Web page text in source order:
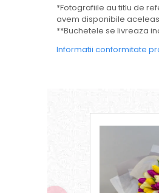
*Fotografiile au titlu de
avem disponibile
**Buchetele se livreaza
Informatii conformitate